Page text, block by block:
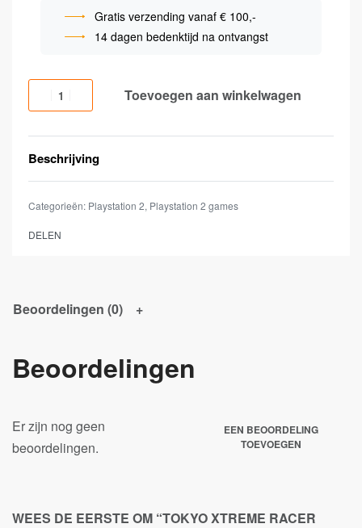
Gratis verzending vanaf € 100,-
14 dagen bedenktijd na ontvangst
Toevoegen aan winkelwagen
Beschrijving
Categorieën: Playstation 2, Playstation 2 games
DELEN
Beoordelingen (0)
Beoordelingen
Er zijn nog geen
beoordelingen.
EEN BEOORDELING
TOEVOEGEN
WEES DE EERSTE OM “TOKYO XTREME RACER